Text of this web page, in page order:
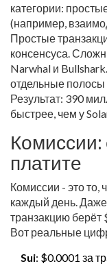
категории:
(например,
Простые
консенсуса.
Narwhal и
отдельные полосы
Результат: 390
быстрее, чем у
Комиссии:
платите
Комиссии - это то,
каждый день.
транзакцию берёт
Вот реальные
Sui: $0.0001 за